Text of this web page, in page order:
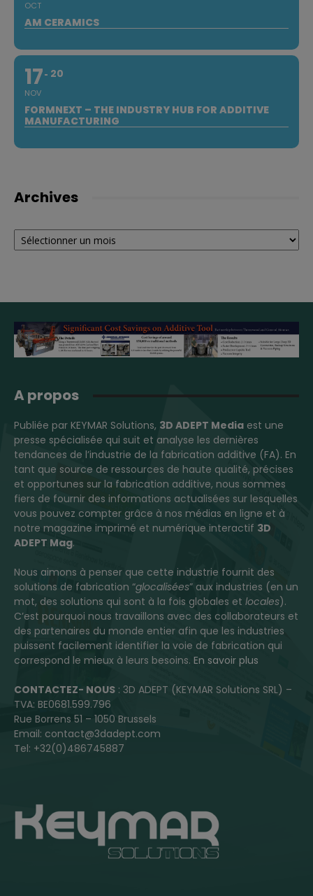
OCT
AM CERAMICS
17
NOV
20
FORMNEXT – THE INDUSTRY HUB FOR ADDITIVE
MANUFACTURING
Archives
Archives
A propos
Publiée par KEYMAR Solutions, 3D ADEPT Media est une
presse spécialisée qui suit et analyse les dernières
tendances de l’industrie de la fabrication additive (FA). En
tant que source de ressources de haute qualité, précises
et opportunes sur la fabrication additive, nous sommes
fiers de fournir des informations actualisées sur lesquelles
vous pouvez compter grâce à nos médias en ligne et à
notre magazine imprimé et numérique interactif 3D
ADEPT Mag.
Nous aimons à penser que cette industrie fournit des
solutions de fabrication “glocalisées” aux industries (en un
mot, des solutions qui sont à la fois globales et locales).
C’est pourquoi nous travaillons avec des collaborateurs et
des partenaires du monde entier afin que les industries
puissent facilement identifier la voie de fabrication qui
correspond le mieux à leurs besoins. En savoir plus
CONTACTEZ- NOUS : 3D ADEPT (KEYMAR Solutions SRL) –
TVA: BE0681.599.796
Rue Borrens 51 – 1050 Brussels
Email: contact@3dadept.com
Tel: +32(0)486745887